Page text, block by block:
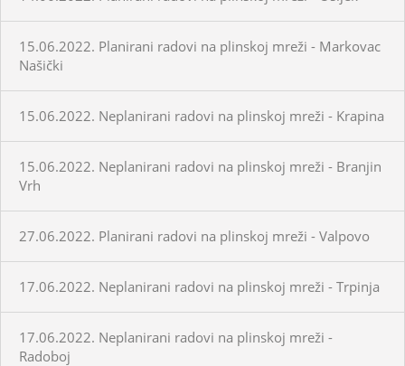
15.06.2022. Planirani radovi na plinskoj mreži - Markovac
Našički
15.06.2022. Neplanirani radovi na plinskoj mreži - Krapina
15.06.2022. Neplanirani radovi na plinskoj mreži - Branjin
Vrh
27.06.2022. Planirani radovi na plinskoj mreži - Valpovo
17.06.2022. Neplanirani radovi na plinskoj mreži - Trpinja
17.06.2022. Neplanirani radovi na plinskoj mreži -
Radoboj